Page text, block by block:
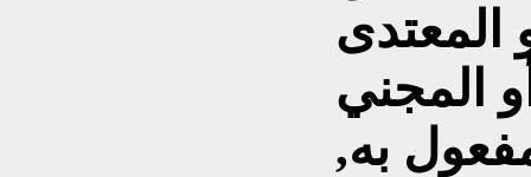
المعتدى
المجني
به,